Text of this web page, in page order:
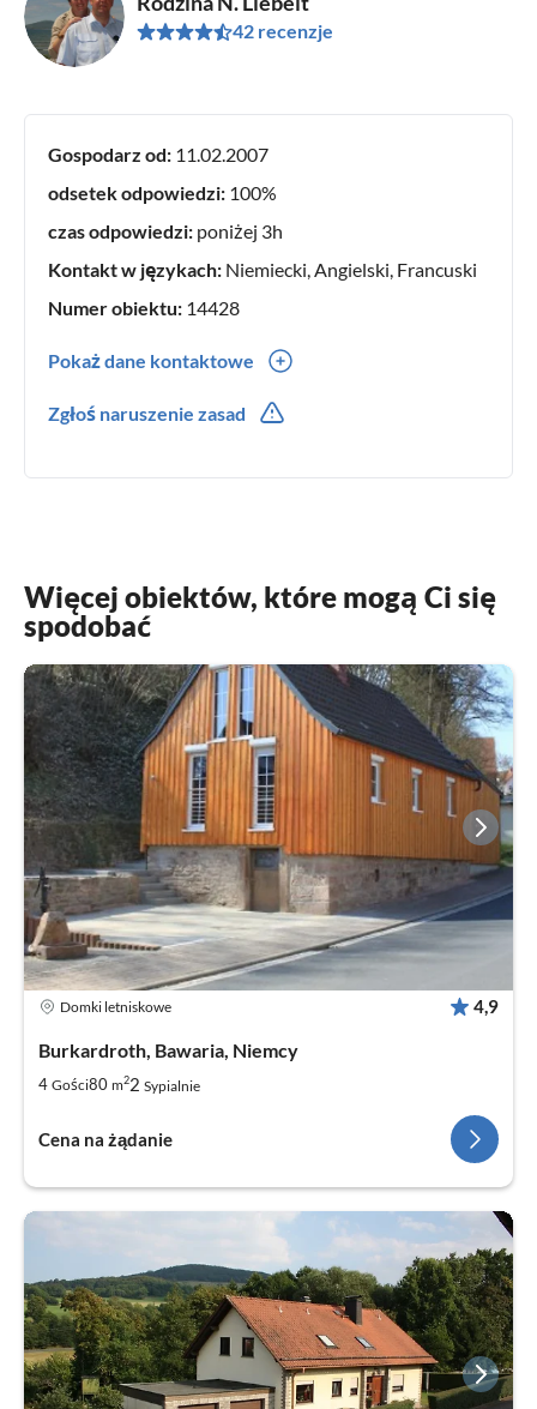
42 recenzje
Gospodarz od: 11.02.2007
odsetek odpowiedzi: 100%
czas odpowiedzi: poniżej 3h
Kontakt w językach: Niemiecki, Angielski, Francuski
Numer obiektu: 14428
Pokaż dane kontaktowe
Zgłoś naruszenie zasad
Więcej obiektów, które mogą Ci się
spodobać
Domki letniskowe 4,9
Burkardroth, Bawaria, Niemcy
4 Gości80 m22 Sypialnie
Cena na żądanie